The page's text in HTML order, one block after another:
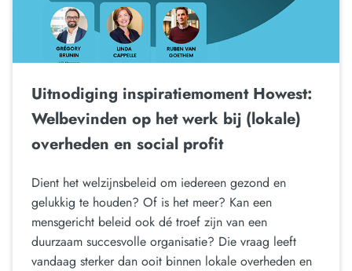
Uitnodiging inspiratiemoment Howest:
Welbevinden op het werk bij (lokale)
overheden en social profit
Dient het welzijnsbeleid om iedereen gezond en
gelukkig te houden? Of is het meer? Kan een
mensgericht beleid ook dé troef zijn van een
duurzaam succesvolle organisatie? Die vraag leeft
vandaag sterker dan ooit binnen lokale overheden en